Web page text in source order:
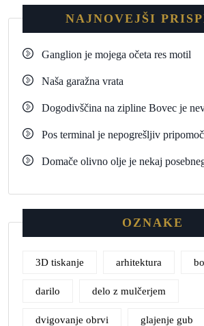
NAJNOVEJŠI
Ganglion je mojega očeta res motil
Naša garažna vrata
Dogodivščina na zipline Bovec je
Pos terminal je nepogrešljiv
Domače olivno olje je nekaj
OZNAKE
3D tiskanje arhitektura
darilo delo z mulčerjem
dvigovanje obrvi glajenje gub